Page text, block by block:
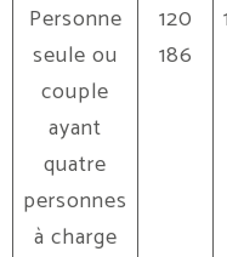
Personne
seule ou
couple
ayant
quatre
personnes
à charge
120
186